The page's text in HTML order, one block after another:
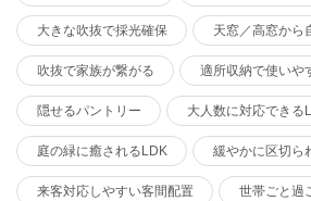
大きな吹抜で採光確保 天窓／高窓から
吹抜で家族が繋がる 適所収納で使いや
隠せるパントリー 大人数に対応できる
庭の緑に癒されるLDK 緩やかに区切ら
来客対応しやすい客間配置 世帯ごと過